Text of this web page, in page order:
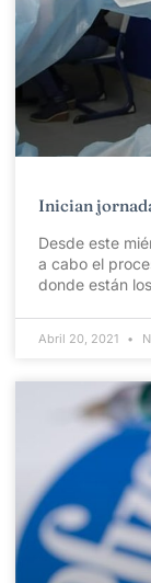
Inician
Desde este
a cabo el
donde están los
Abril 20, 2021